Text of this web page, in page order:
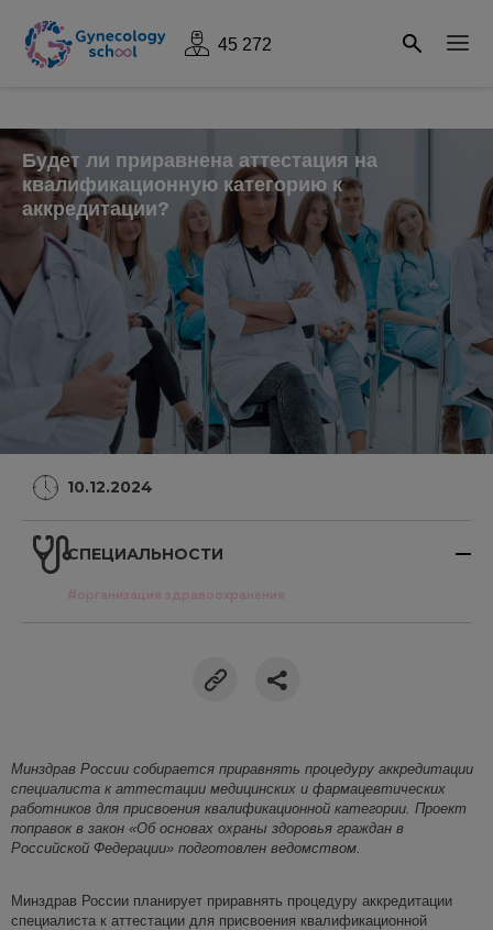
45 272
Будет ли приравнена аттестация на
квалификационную категорию к
аккредитации?
10.12.2024
СПЕЦИАЛЬНОСТИ
#организация здравоохранения
Минздрав России собирается приравнять процедуру аккредитации
специалиста к аттестации медицинских и фармацевтических
работников для присвоения квалификационной категории. Проект
поправок в закон «Об основах охраны здоровья граждан в
Российской Федерации» подготовлен ведомством.
Минздрав России планирует приравнять процедуру аккредитации
специалиста к аттестации для присвоения квалификационной